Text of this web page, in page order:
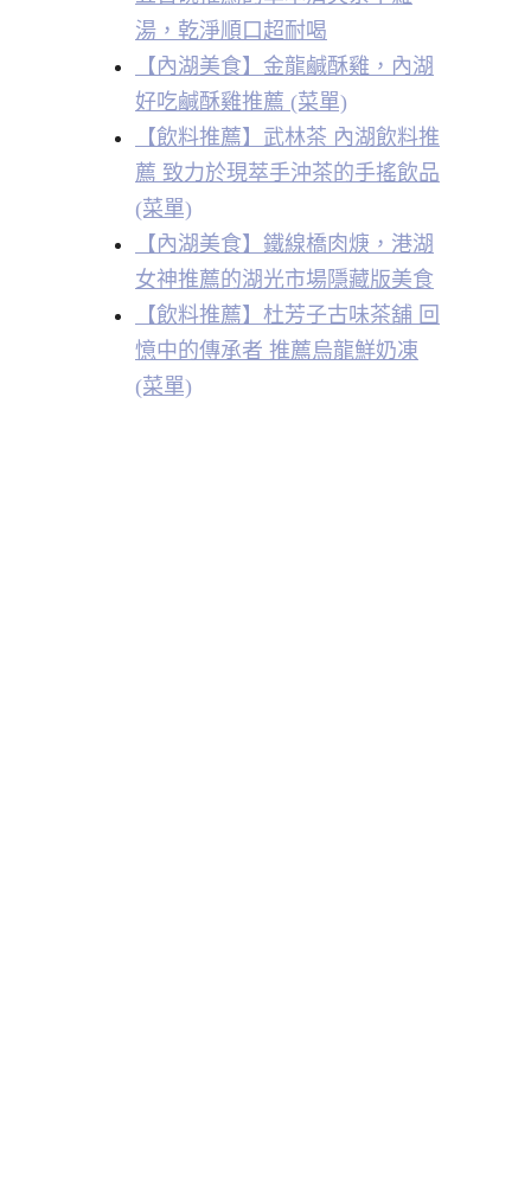
湯，乾淨順口超耐喝
【內湖美食】金龍鹹酥雞，內湖
好吃鹹酥雞推薦 (菜單)
【飲料推薦】武林茶 內湖飲料推
薦 致力於現萃手沖茶的手搖飲品
(菜單)
【內湖美食】鐵線橋肉焿，港湖
女神推薦的湖光市場隱藏版美食
【飲料推薦】杜芳子古味茶舖 回
憶中的傳承者 推薦烏龍鮮奶凍
(菜單)